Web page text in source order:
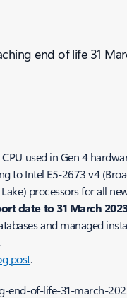
end of life 31
used in Gen 4
to Intel E5-2673 v4
processors for all
date to 31 March
and managed
post.
end-of-life-31-march-